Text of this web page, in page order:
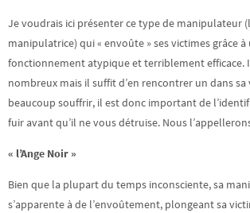
Je voudrais ici présenter ce type de manipulateur
manipulatrice) qui « envoûte » ses victimes grâce
fonctionnement atypique et terriblement efficace.
nombreux mais il suffit d’en rencontrer un dans
beaucoup souffrir, il est donc important de
fuir avant qu’il ne vous détruise. Nous
« l’Ange Noir »
Bien que la plupart du temps inconsciente, sa
s’apparente à de l’envoûtement, plongeant sa